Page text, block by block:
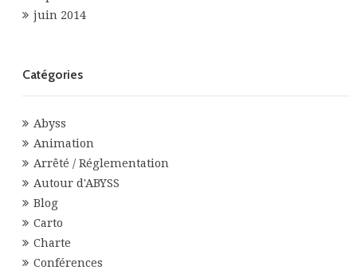
juin 2014
Catégories
Abyss
Animation
Arrêté / Réglementation
Autour d'ABYSS
Blog
Carto
Charte
Conférences